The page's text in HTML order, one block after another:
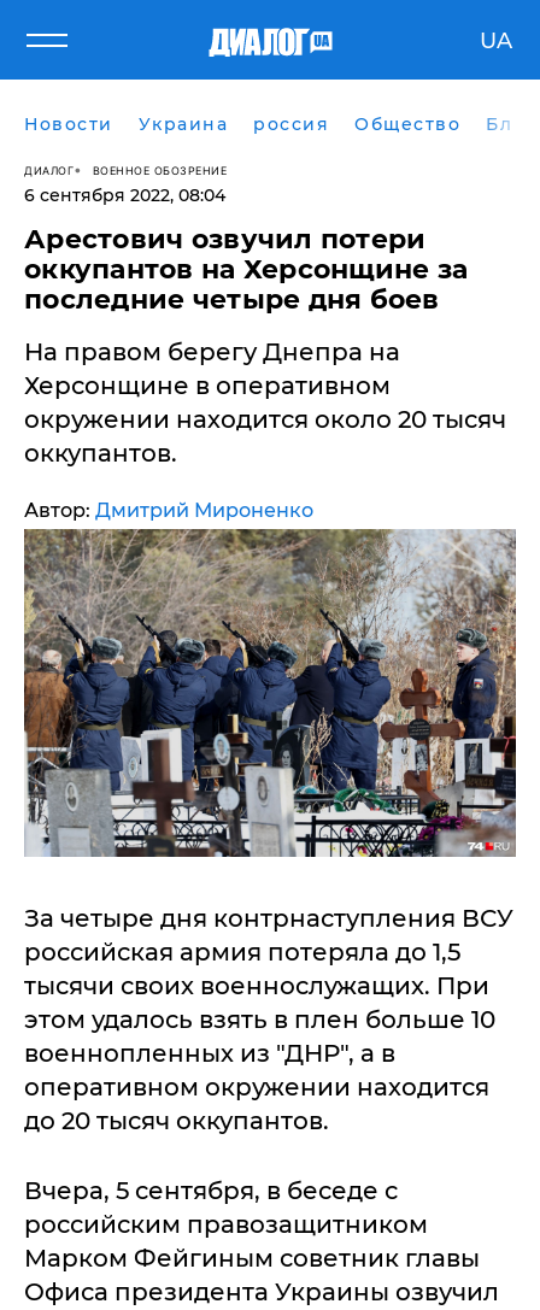
UA
Новости Украина россия Общество
ДИАЛОГ ВОЕННОЕ ОБОЗРЕНИЕ
6 сентября 2022, 08:04
​Арестович озвучил потери
оккупантов на Херсонщине за
последние четыре дня боев
На правом берегу Днепра на
Херсонщине в оперативном
окружении находится около 20 тысяч
оккупантов.
Автор: Дмитрий Мироненко
За четыре дня контрнаступления ВСУ
российская армия потеряла до 1,5
тысячи своих военнослужащих. При
этом удалось взять в плен больше 10
военнопленных из "ДНР", а в
оперативном окружении находится
до 20 тысяч оккупантов.
Вчера, 5 сентября, в беседе с
российским правозащитником
Марком Фейгиным советник главы
Офиса президента Украины озвучил